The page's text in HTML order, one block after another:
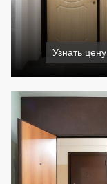
Узнать цену